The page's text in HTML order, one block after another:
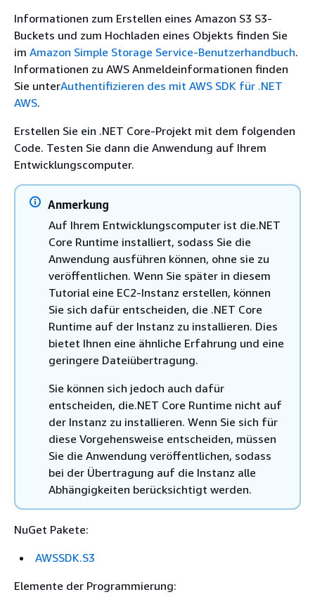
Informationen zum Erstellen eines Amazon S3 S3-
Buckets und zum Hochladen eines Objekts finden Sie
im Amazon Simple Storage Service-Benutzerhandbuch.
Informationen zu AWS Anmeldeinformationen finden
Sie unterAuthentifizieren des mit AWS SDK für .NET
AWS.
Erstellen Sie ein .NET Core-Projekt mit dem folgenden
Code. Testen Sie dann die Anwendung auf Ihrem
Entwicklungscomputer.
Anmerkung
Auf Ihrem Entwicklungscomputer ist die.NET
Core Runtime installiert, sodass Sie die
Anwendung ausführen können, ohne sie zu
veröffentlichen. Wenn Sie später in diesem
Tutorial eine EC2-Instanz erstellen, können
Sie sich dafür entscheiden, die .NET Core
Runtime auf der Instanz zu installieren. Dies
bietet Ihnen eine ähnliche Erfahrung und eine
geringere Dateiübertragung.
Sie können sich jedoch auch dafür
entscheiden, die.NET Core Runtime nicht auf
der Instanz zu installieren. Wenn Sie sich für
diese Vorgehensweise entscheiden, müssen
Sie die Anwendung veröffentlichen, sodass
bei der Übertragung auf die Instanz alle
Abhängigkeiten berücksichtigt werden.
NuGet Pakete:
AWSSDK.S3
Elemente der Programmierung: